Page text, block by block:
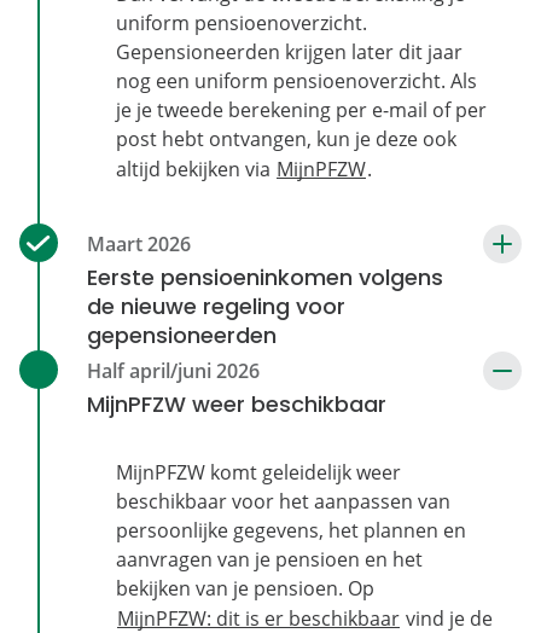
uniform pensioenoverzicht.
Gepensioneerden krijgen later dit jaar
nog een uniform pensioenoverzicht. Als
je je tweede berekening per e-mail of per
post hebt ontvangen, kun je deze ook
altijd bekijken via MijnPFZW.
Eerste pensioeninkomen volgens
de nieuwe regeling voor
gepensioneerden
MijnPFZW weer beschikbaar
MijnPFZW komt geleidelijk weer
beschikbaar voor het aanpassen van
persoonlijke gegevens, het plannen en
aanvragen van je pensioen en het
bekijken van je pensioen. Op
MijnPFZW: dit is er beschikbaar vind je de